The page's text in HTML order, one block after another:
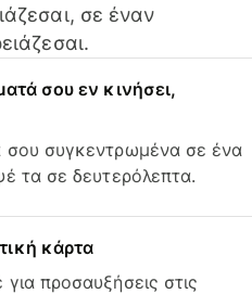
σε έναν
σου εν κινήσει,
σου συγκεντρωμένα σε ένα
τα σε δευτερόλεπτα.
κάρτα
προσαυξήσεις στις